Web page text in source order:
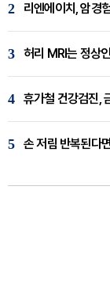
2 리엔에이치, 암경
3 허리 MRI는 정상
4 휴가철 건강검진,
5